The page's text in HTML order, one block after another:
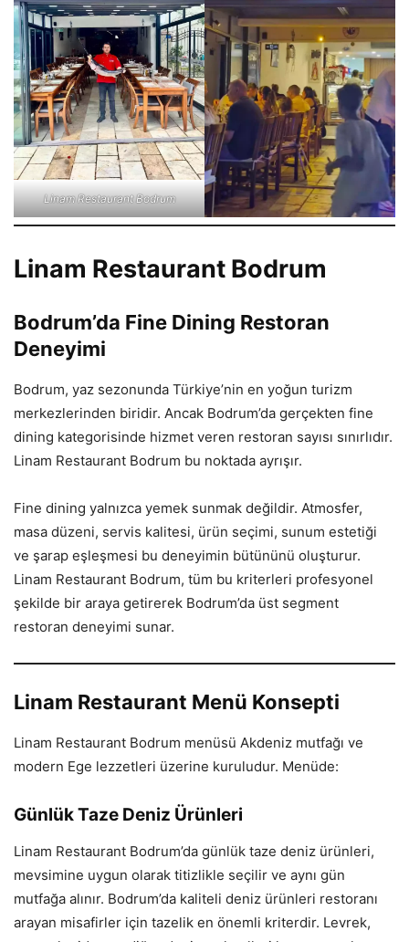
Linam Restaurant Bodrum
Linam Restaurant Bodrum
Bodrum’da Fine Dining Restoran
Deneyimi
Bodrum, yaz sezonunda Türkiye’nin en yoğun turizm
merkezlerinden biridir. Ancak Bodrum’da gerçekten fine
dining kategorisinde hizmet veren restoran sayısı sınırlıdır.
Linam Restaurant Bodrum bu noktada ayrışır.
Fine dining yalnızca yemek sunmak değildir. Atmosfer,
masa düzeni, servis kalitesi, ürün seçimi, sunum estetiği
ve şarap eşleşmesi bu deneyimin bütününü oluşturur.
Linam Restaurant Bodrum, tüm bu kriterleri profesyonel
şekilde bir araya getirerek Bodrum’da üst segment
restoran deneyimi sunar.
Linam Restaurant Menü Konsepti
Linam Restaurant Bodrum menüsü Akdeniz mutfağı ve
modern Ege lezzetleri üzerine kuruludur. Menüde:
Günlük Taze Deniz Ürünleri
Linam Restaurant Bodrum’da günlük taze deniz ürünleri,
mevsimine uygun olarak titizlikle seçilir ve aynı gün
mutfağa alınır. Bodrum’da kaliteli deniz ürünleri restoranı
arayan misafirler için tazelik en önemli kriterdir. Levrek,